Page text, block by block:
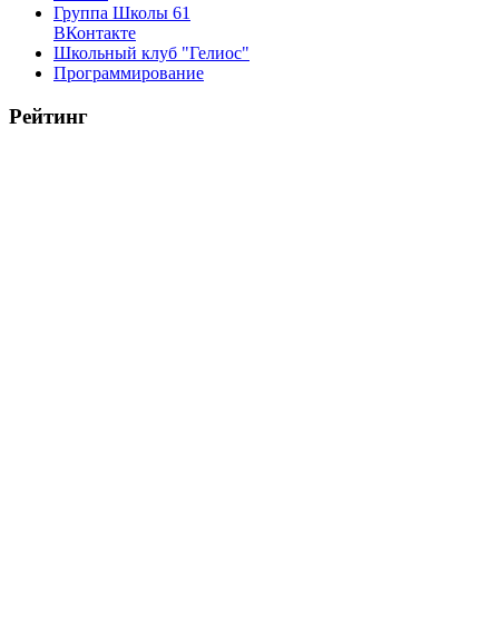
Группа Школы 61
ВКонтакте
Школьный клуб "Гелиос"
Программирование
Рейтинг